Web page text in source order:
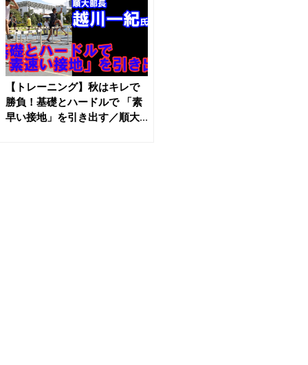
【トレーニング】秋はキレで
勝負！基礎とハードルで 「素
早い接地」を引き出す／順大...